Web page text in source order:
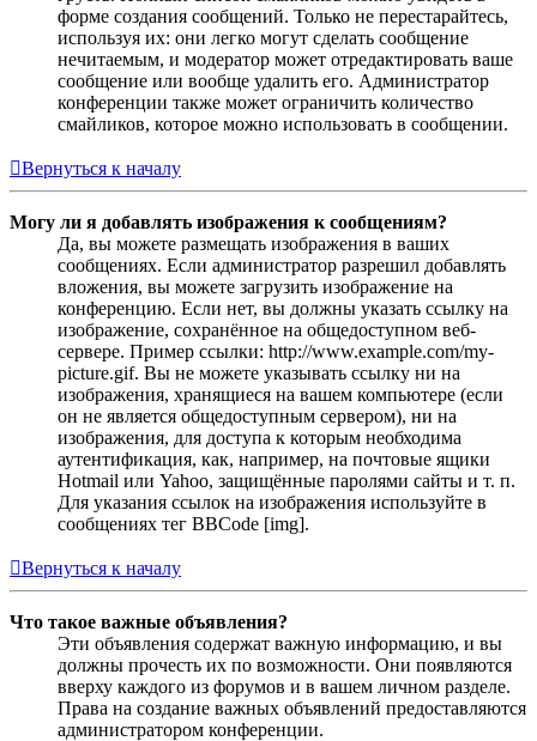
форме создания сообщений. Только не перестарайтесь,
используя их: они легко могут сделать сообщение
нечитаемым, и модератор может отредактировать ваше
сообщение или вообще удалить его. Администратор
конференции также может ограничить количество
смайликов, которое можно использовать в сообщении.
Вернуться к началу
Могу ли я добавлять изображения к сообщениям?
Да, вы можете размещать изображения в ваших
сообщениях. Если администратор разрешил добавлять
вложения, вы можете загрузить изображение на
конференцию. Если нет, вы должны указать ссылку на
изображение, сохранённое на общедоступном веб-
сервере. Пример ссылки: http://www.example.com/my-
picture.gif. Вы не можете указывать ссылку ни на
изображения, хранящиеся на вашем компьютере (если
он не является общедоступным сервером), ни на
изображения, для доступа к которым необходима
аутентификация, как, например, на почтовые ящики
Hotmail или Yahoo, защищённые паролями сайты и т. п.
Для указания ссылок на изображения используйте в
сообщениях тег BBCode [img].
Вернуться к началу
Что такое важные объявления?
Эти объявления содержат важную информацию, и вы
должны прочесть их по возможности. Они появляются
вверху каждого из форумов и в вашем личном разделе.
Права на создание важных объявлений предоставляются
администратором конференции.